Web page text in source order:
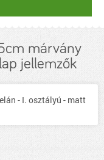
márvány
jellemzők
- I. osztályú - matt